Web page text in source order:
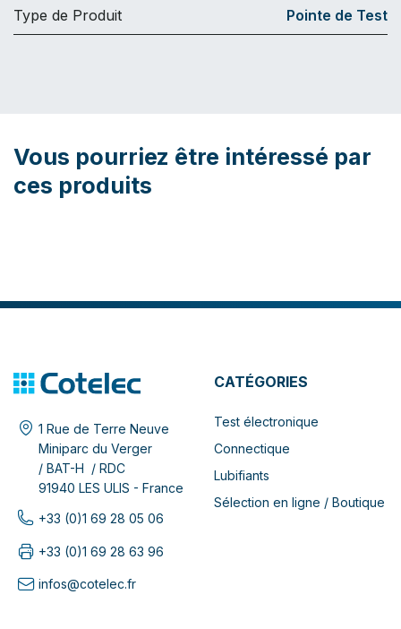
Type de Produit Pointe de Test
Vous pourriez être intéressé par
ces produits
1 Rue de Terre Neuve
Miniparc du Verger
/ BAT-H / RDC
91940 LES ULIS - France
+33 (0)1 69 28 05 06
+33 (0)1 69 28 63 96
infos@cotelec.fr
CATÉGORIES
Test électronique
Connectique
Lubifiants
Sélection en ligne / Boutique